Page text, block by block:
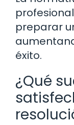
preparar
éxito.
¿Qué